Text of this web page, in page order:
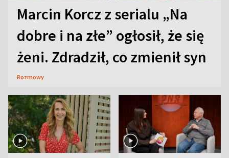
Marcin Korcz z serialu „Na
dobre i na złe” ogłosił, że się
żeni. Zdradził, co zmienił syn
Rozmowy